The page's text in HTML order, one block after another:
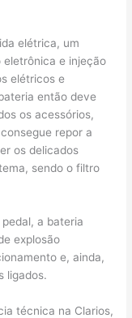
elétrica, um
eletrônica e injeção
elétricos e
então deve
os acessórios,
repor a
os delicados
sendo o filtro
a bateria
explosão
e, ainda,
ligados.
técnica na Clarios,